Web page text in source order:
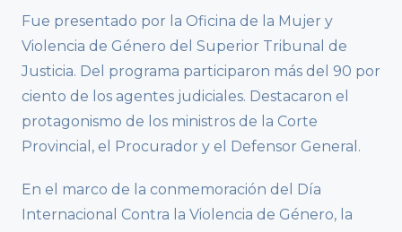
Fue presentado por la Oficina de la Mujer y
Violencia de Género del Superior Tribunal de
Justicia. Del programa participaron más del 90 por
ciento de los agentes judiciales. Destacaron el
protagonismo de los ministros de la Corte
Provincial, el Procurador y el Defensor General.
En el marco de la conmemoración del Día
Internacional Contra la Violencia de Género, la